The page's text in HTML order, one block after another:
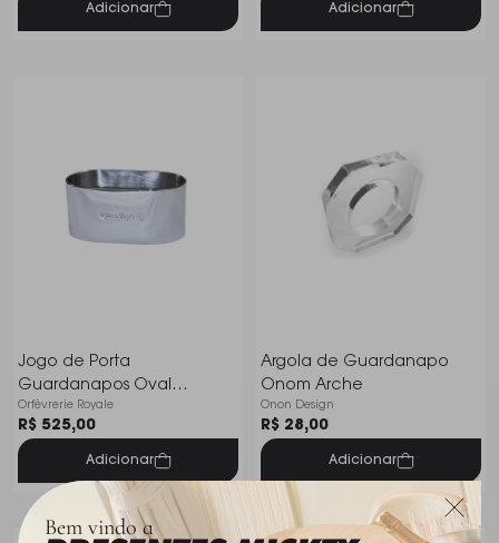
Bem vindo a
Adicionar Adicionar
Jogo de Porta
Guardanapos Oval
Orfevrerie Royale Liso
Orfèvrerie Royale
R$ 525,00
Adicionar
Argola de Guardanapo
Onom Arche
Onon Design
R$ 28,00
Adicionar